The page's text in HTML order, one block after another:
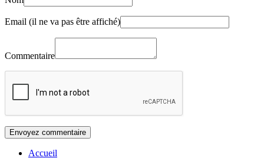
Email (il ne va pas être affiché)
Commentaire
Accueil